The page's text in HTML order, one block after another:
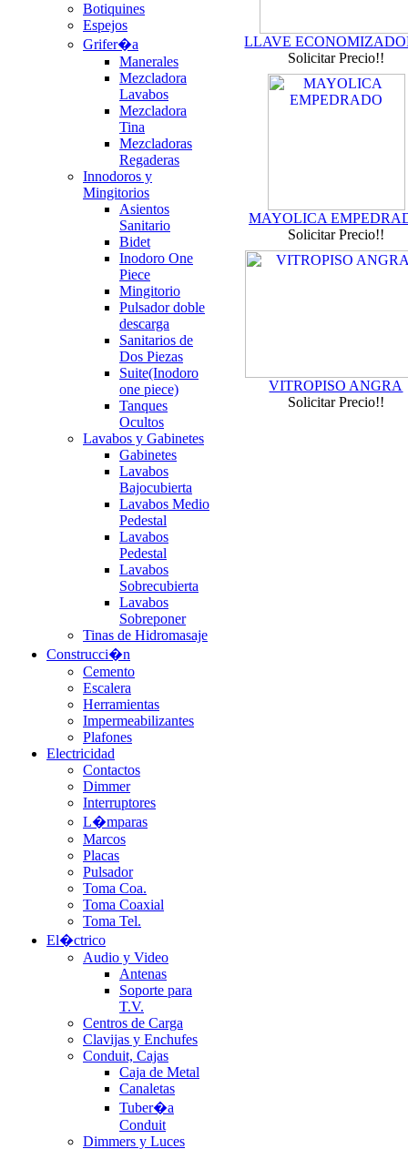
Botiquines
Espejos
Grifer�a
Manerales
Mezcladora
Lavabos
Mezcladora
Tina
Mezcladoras
Regaderas
Innodoros y
Mingitorios
Asientos
Sanitario
Bidet
Inodoro One
Piece
Mingitorio
Pulsador doble
descarga
Sanitarios de
Dos Piezas
Suite(Inodoro
one piece)
Tanques
Ocultos
Lavabos y Gabinetes
Gabinetes
Lavabos
Bajocubierta
Lavabos Medio
Pedestal
Lavabos
Pedestal
Lavabos
Sobrecubierta
Lavabos
Sobreponer
Tinas de Hidromasaje
Construcci�n
Cemento
Escalera
Herramientas
Impermeabilizantes
Plafones
Electricidad
Contactos
Dimmer
Interruptores
L�mparas
Marcos
Placas
Pulsador
Toma Coa.
Toma Coaxial
Toma Tel.
El�ctrico
Audio y Video
Antenas
Soporte para
T.V.
Centros de Carga
Clavijas y Enchufes
Conduit, Cajas
Caja de Metal
Canaletas
Tuber�a
Conduit
Dimmers y Luces
LLAVE
Solicitar Precio!!
MAYOLICA
Solicitar Precio!!
VITROPISO ANGRA
Solicitar Precio!!